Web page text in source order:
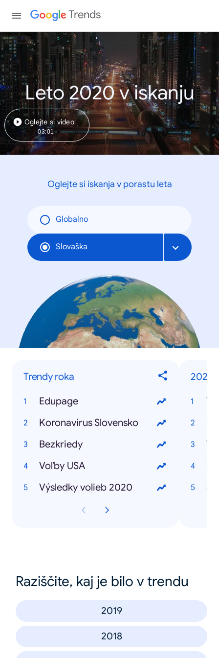
Trends
Leto 2020 v iskanju
Oglejte si video
03:01
Oglejte si iskanja v porastu leta
Globalno
Slovaška
Trendy roka
Edupage
Koronavírus Slovensko
Bezkriedy
Voľby USA
Výsledky volieb 2020
2020
Raziščite, kaj je bilo v trendu
2019
2018